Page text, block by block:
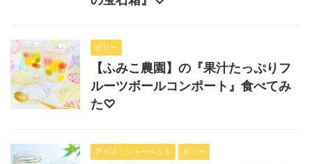
ゼリー
【ふみこ農園】の『果汁たっぷりフ
ルーツボールコンポート』食べてみ
た♡
アイス・シャーベット ゼリー